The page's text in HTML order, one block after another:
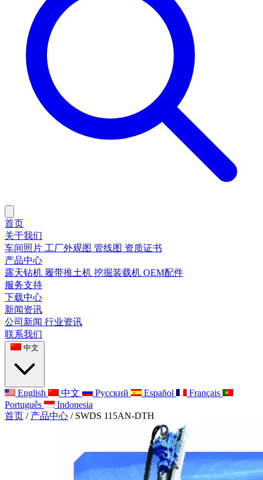
首页
关于我们
车间照片 工厂外观图 管线图 资质证书
产品中心
露天钻机 履带推土机 挖掘装载机 OEM配件
服务支持
下载中心
新闻资讯
公司新闻 行业资讯
联系我们
中文
English 中文 Русский Español
Français
Português
Indonesia
首页 / 产品中心 / SWDS 115AN-DTH